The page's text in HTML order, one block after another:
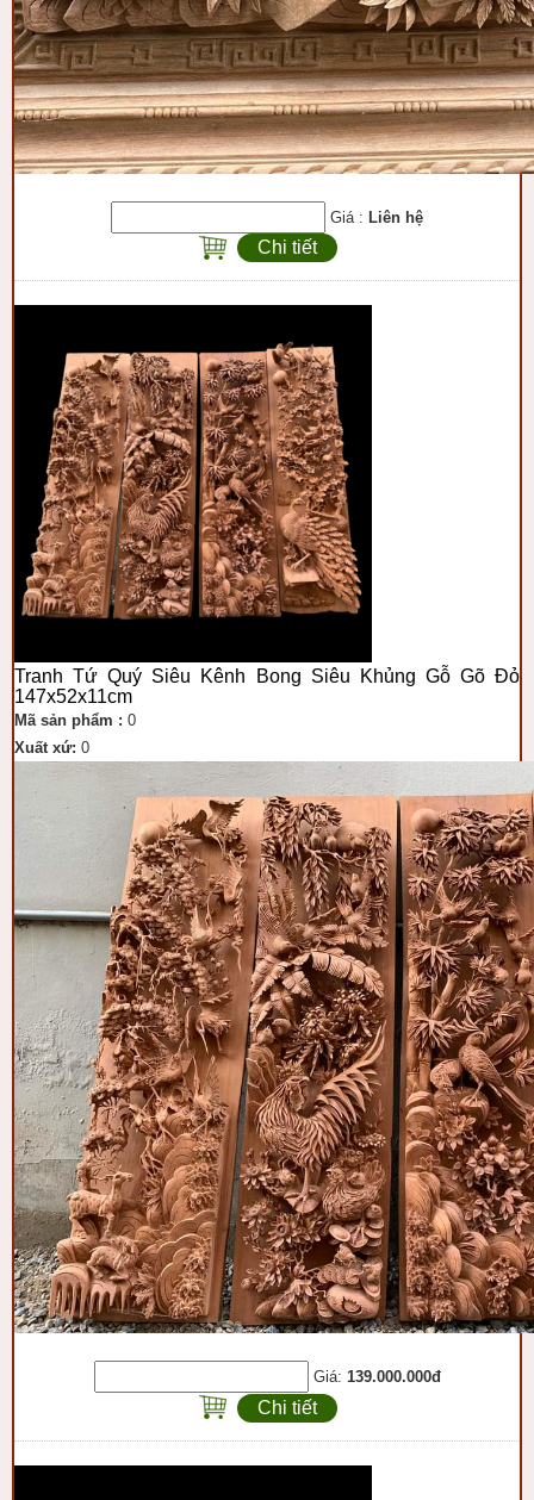
Giá : Liên hệ
Chi tiết
Tranh Tứ Quý Siêu Kênh Bong Siêu Khủng Gỗ Gõ Đỏ
147x52x11cm
Mã sản phẩm : 0
Xuất xứ: 0
Giá: 139.000.000đ
Chi tiết